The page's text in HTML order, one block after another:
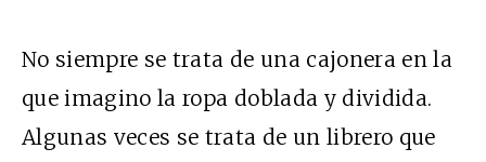
No siempre se trata de una cajonera en la
que imagino la ropa doblada y dividida.
Algunas veces se trata de un librero que